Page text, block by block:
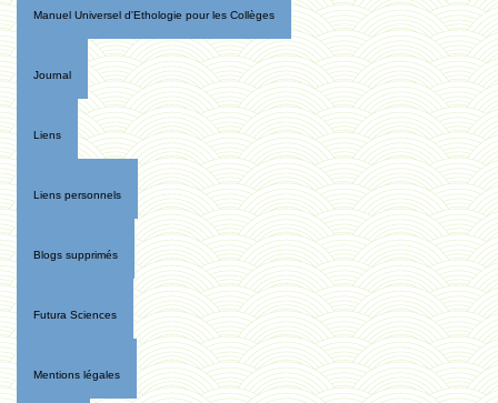
Manuel Universel d'Ethologie pour les Collèges
Journal
Liens
Liens personnels
Blogs supprimés
Futura Sciences
Mentions légales